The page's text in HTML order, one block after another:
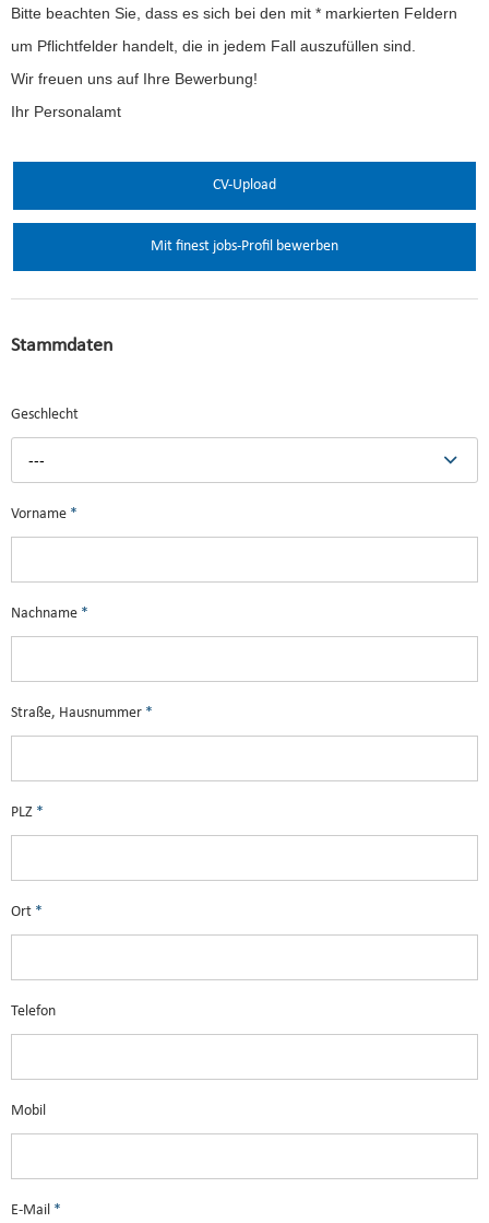
Bitte beachten Sie, dass es sich bei den mit * markierten Feldern
um Pflichtfelder handelt, die in jedem Fall auszufüllen sind.
Wir freuen uns auf Ihre Bewerbung!
Ihr Personalamt
CV-Upload
Mit finest jobs-Profil bewerben
Stammdaten
Geschlecht
---
Vorname *
Nachname *
Straße, Hausnummer *
PLZ *
Ort *
Telefon
Mobil
E-Mail *